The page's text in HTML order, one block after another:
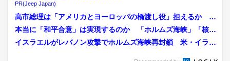
PR(Jeep Japan)
高市総理は「アメリカとヨーロッパの橋渡し役」担えるか
「まとめてシンゾー」メルケ...
本当に「和平合意」は実現するのか 「ホルムズ海峡」「核」
は不透明なまま アメリカ...
イスラエルがレバノン攻撃でホルムズ海峡再封鎖 米・イラ